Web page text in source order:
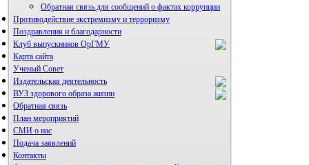
Обратная связь для сообщений о фактах коррупции
Противодействие экстремизму и терроризму
Поздравления и благодарности
Клуб выпускников ОрГМУ
Карта сайта
Ученый Совет
Издательская деятельность
Альманах молодой науки
ВУЗ здорового образа жизни
Обратная связь
План мероприятий
СМИ о нас
Подача заявлений
Контакты